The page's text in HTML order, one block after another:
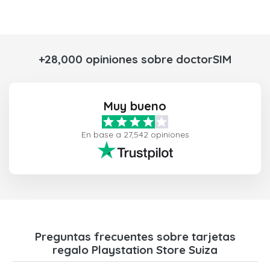
+28,000 opiniones sobre doctorSIM
Muy bueno
En base a 27,542 opiniones
Preguntas frecuentes sobre tarjetas
regalo Playstation Store Suiza